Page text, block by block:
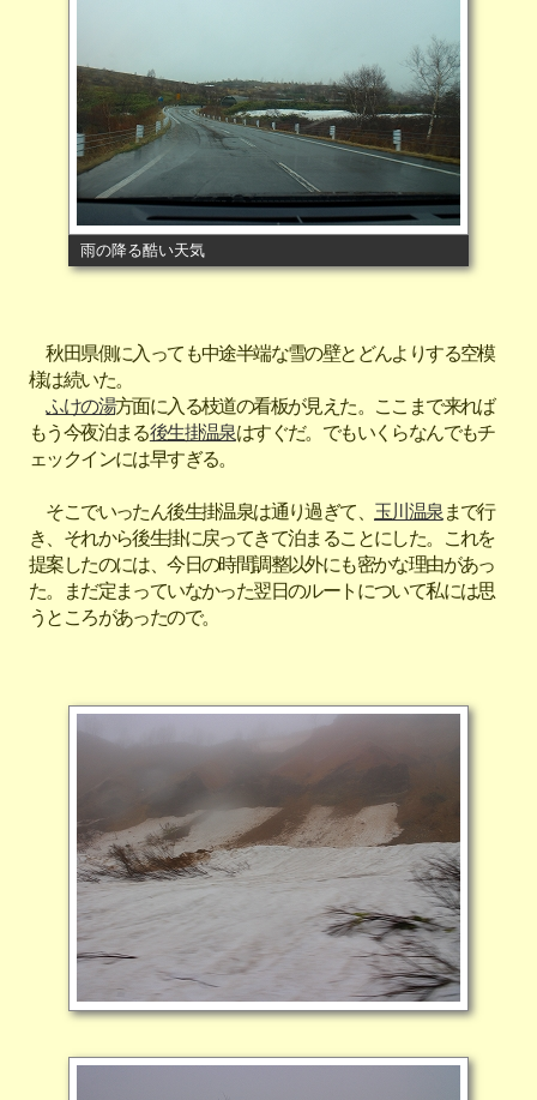
雨の降る酷い天気
秋田県側に入っても中途半端な雪の壁とどんよりする空模
様は続いた。
ふけの湯方面に入る枝道の看板が見えた。ここまで来れば
もう今夜泊まる後生掛温泉はすぐだ。でもいくらなんでもチ
ェックインには早すぎる。
そこでいったん後生掛温泉は通り過ぎて、 玉川温泉 まで行
き、それから後生掛に戻ってきて泊まることにした。これを
提案したのには、今日の時間調整以外にも密かな理由があっ
た。まだ定まっていなかった翌日のルートについて私には思
うところがあったので。